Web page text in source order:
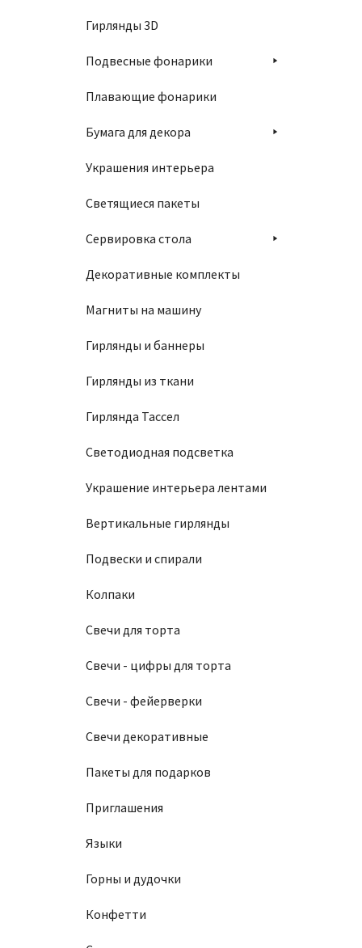
Гирлянды 3D
Подвесные фонарики
Плавающие фонарики
Бумага для декора
Украшения интерьера
Светящиеся пакеты
Сервировка стола
Декоративные комплекты
Магниты на машину
Гирлянды и баннеры
Гирлянды из ткани
Гирлянда Тассел
Светодиодная подсветка
Украшение интерьера лентами
Вертикальные гирлянды
Подвески и спирали
Колпаки
Свечи для торта
Свечи - цифры для торта
Свечи - фейерверки
Свечи декоративные
Пакеты для подарков
Приглашения
Языки
Горны и дудочки
Конфетти